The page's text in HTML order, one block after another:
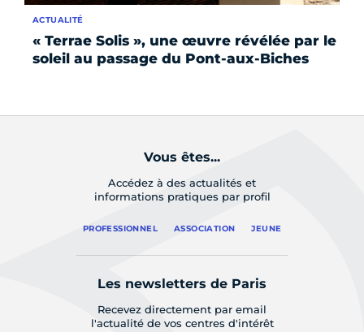
« Terrae Solis », une œuvre révélée par le
soleil au passage du Pont-aux-Biches
ACTUALITÉ
Vous êtes...
Accédez à des actualités et
informations pratiques par profil
PROFESSIONNEL ASSOCIATION JEUNE
Les newsletters de Paris
Recevez directement par email
l'actualité de vos centres d'intérêt